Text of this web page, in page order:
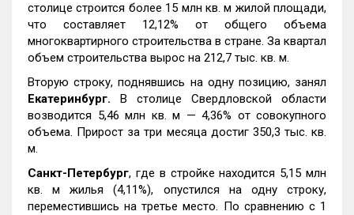
столице строится более 15 млн кв. м жилой площади,
что составляет 12,12% от общего объема
многоквартирного строительства в стране. За квартал
объем строительства вырос на 212,7 тыс. кв. м.
Вторую строку, поднявшись на одну позицию, занял
Екатеринбург. В столице Свердловской области
возводится 5,46 млн кв. м — 4,36% от совокупного
объема. Прирост за три месяца достиг 350,3 тыс. кв.
м.
Санкт-Петербург, где в стройке находится 5,15 млн
кв. м жилья (4,11%), опустился на одну строку,
переместившись на третье место. По сравнению с 1